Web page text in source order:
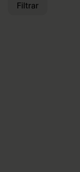
Filtrar